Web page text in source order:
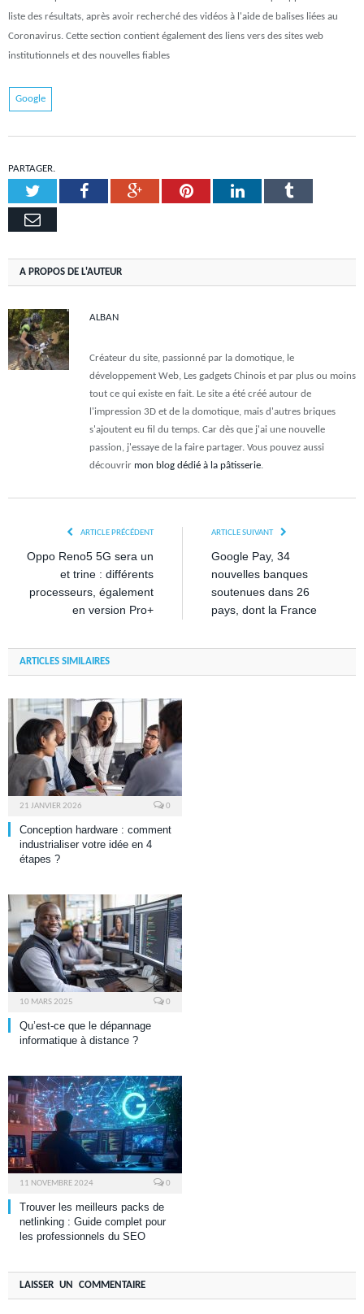
liste des résultats, après avoir recherché des vidéos à l'aide de balises liées au
Coronavirus. Cette section contient également des liens vers des sites web
institutionnels et des nouvelles fiables
Google
PARTAGER.
TwitterFacebookGoogle+PinterestLinkedInTumblr
Email
A PROPOS DE L'AUTEUR
ALBAN
Créateur du site, passionné par la domotique, le
développement Web, Les gadgets Chinois et par plus ou moins
tout ce qui existe en fait. Le site a été créé autour de
l'impression 3D et de la domotique, mais d'autres briques
s'ajoutent eu fil du temps. Car dès que j'ai une nouvelle
passion, j'essaye de la faire partager. Vous pouvez aussi
découvrir mon blog dédié à la pâtisserie.
ARTICLE PRÉCÉDENT
Oppo Reno5 5G sera un
et trine : différents
processeurs, également
en version Pro+
ARTICLE SUIVANT
Google Pay, 34
nouvelles banques
soutenues dans 26
pays, dont la France
ARTICLES SIMILAIRES
21 JANVIER 2026 0
Conception hardware : comment
industrialiser votre idée en 4
étapes ?
10 MARS 2025 0
Qu’est-ce que le dépannage
informatique à distance ?
11 NOVEMBRE 2024 0
Trouver les meilleurs packs de
netlinking : Guide complet pour
les professionnels du SEO
LAISSER UN COMMENTAIRE